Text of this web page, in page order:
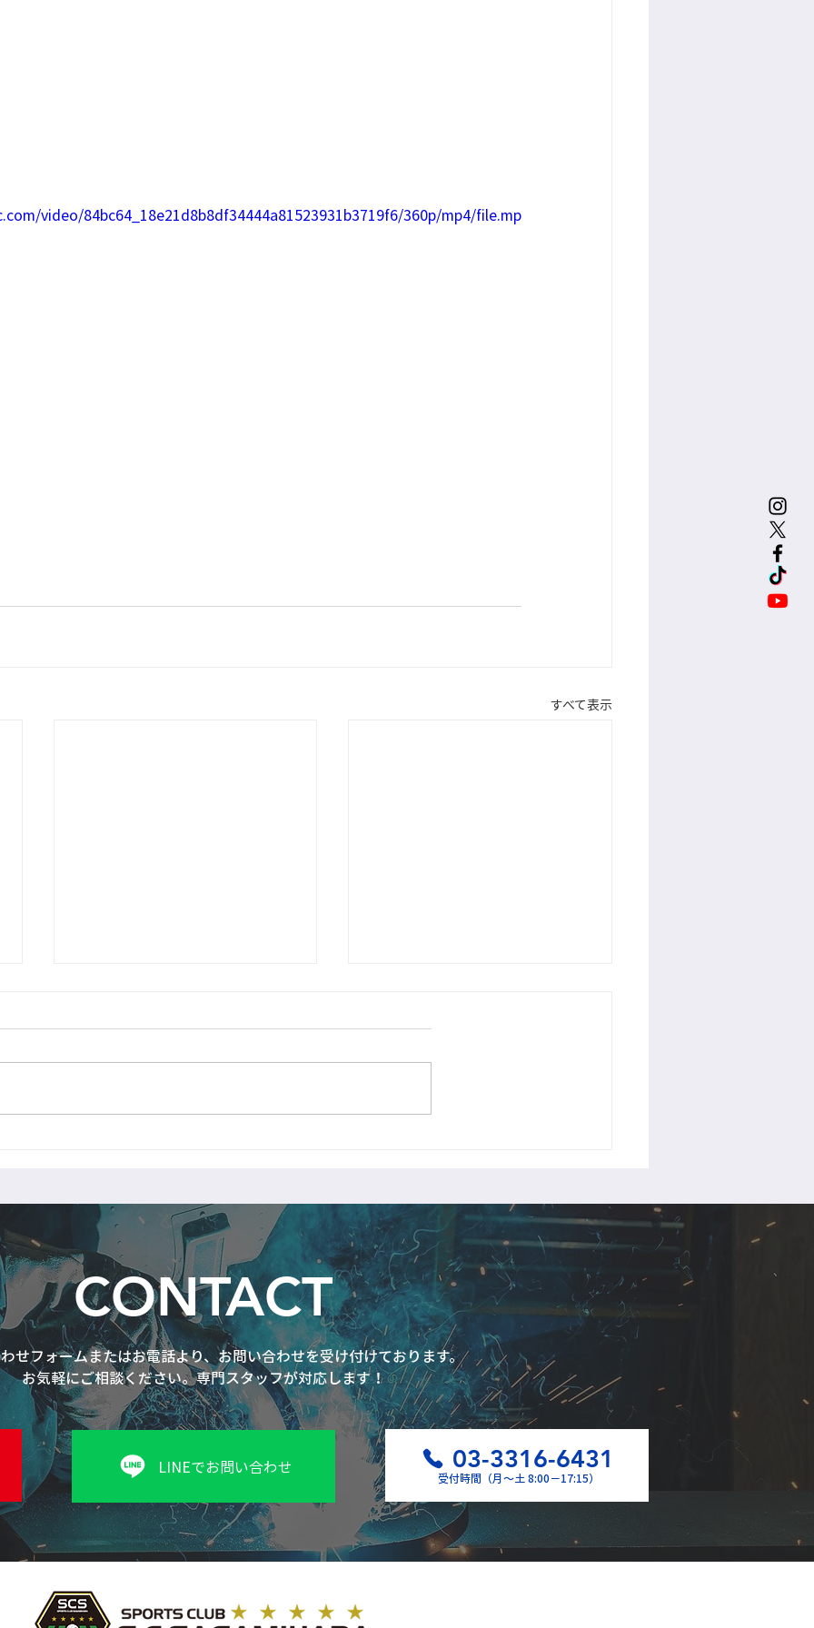
video/84bc64_18e21d8b8df34444a81523931b3719f6/360p/mp4/file.mp
すべて表示
レクRリフォーム完了
CONTACT
せフォームまたはお電話より、お問い合わせを受け付けております。
お気軽にご相談ください。専門スタッフが対応します！
03-3316-6431
受付時間（月〜土 8:00−17:15）
LINEでお問い合わせ